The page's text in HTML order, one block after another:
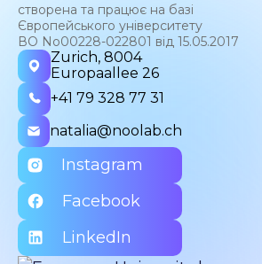
створена та працює на базі
Європейського університету
ВО No00228-022801 від 15.05.2017
Zurich, 8004
Europaallee 26
+41 79 328 77 31
natalia@noolab.ch
Instagram
Facebook
LinkedIn